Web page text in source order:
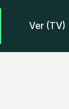
Ver (TV)